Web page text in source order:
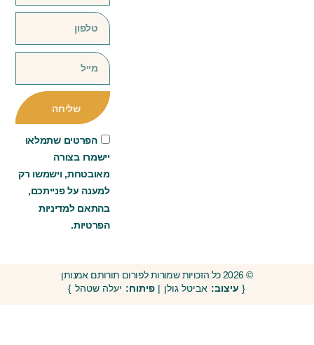
הפרטים שתמלאו
יישמרו בצורה
מאובטחת, וישמשו רק
למענה על פנייתכם,
בהתאם למדיניות
הפרטיות.
שליחה
© 2026 כל הזכויות שמורות לפורום תורותם אמנותן
{ עיצוב: אביטל גולן | פיתוח: יעלה שטהל }